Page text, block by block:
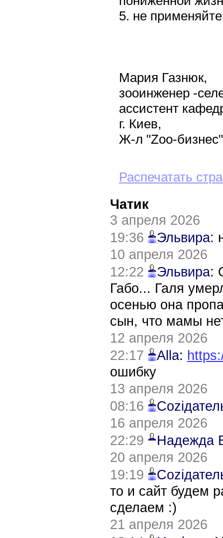
5. не
Мария Газнюк,
зооинженер -
ассистент
г. Киев,
Ж-л "Zoo-
Распечатать
Чатик
3 апреля 2026
19:36
Эльвира:
10 апреля 2026
12:22
Эльвира:
Габо... Галя
осенью она
сын, что мамы
12 апреля 2026
22:17
Alla:
ошибку
13 апреля 2026
08:16
16 апреля 2026
22:29
Надежда
20 апреля 2026
19:19
то и сайт будем
сделаем :)
21 апреля 2026